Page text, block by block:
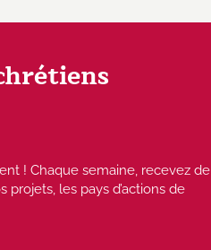
! Chaque semaine, recevez de
projets, les pays d’actions de